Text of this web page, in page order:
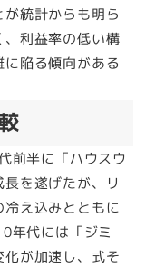
統計からも明ら
利益率の低い構
陥る傾向がある
前半に「ハウスウ
を遂げたが、リ
え込みとともに
年代には「ジミ
が加速し、式そ